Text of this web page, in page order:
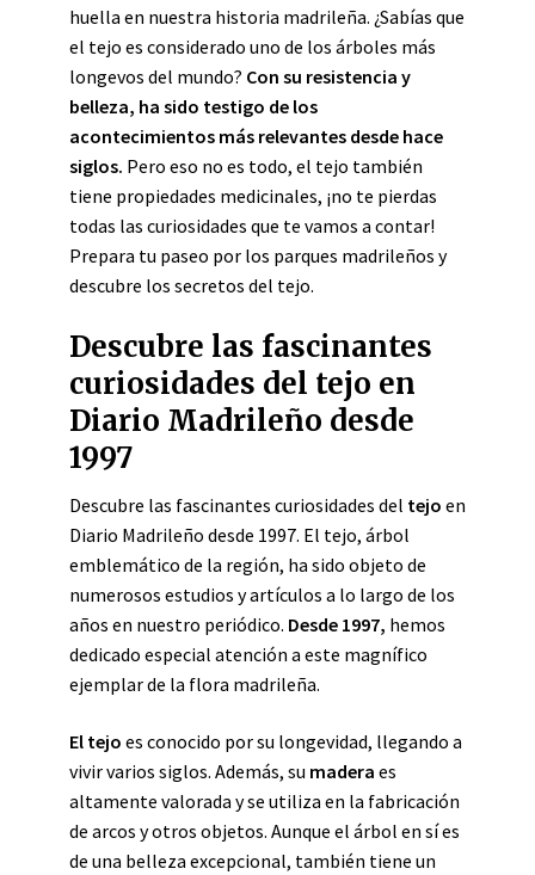
huella en nuestra historia madrileña. ¿Sabías que
el tejo es considerado uno de los árboles más
longevos del mundo? Con su resistencia y
belleza, ha sido testigo de los
acontecimientos más relevantes desde hace
siglos. Pero eso no es todo, el tejo también
tiene propiedades medicinales, ¡no te pierdas
todas las curiosidades que te vamos a contar!
Prepara tu paseo por los parques madrileños y
descubre los secretos del tejo.
Descubre las fascinantes
curiosidades del tejo en
Diario Madrileño desde
1997
Descubre las fascinantes curiosidades del tejo en
Diario Madrileño desde 1997. El tejo, árbol
emblemático de la región, ha sido objeto de
numerosos estudios y artículos a lo largo de los
años en nuestro periódico. Desde 1997, hemos
dedicado especial atención a este magnífico
ejemplar de la flora madrileña.
El tejo es conocido por su longevidad, llegando a
vivir varios siglos. Además, su madera es
altamente valorada y se utiliza en la fabricación
de arcos y otros objetos. Aunque el árbol en sí es
de una belleza excepcional, también tiene un